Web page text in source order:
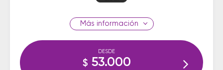
información
DESDE
$ 53.000